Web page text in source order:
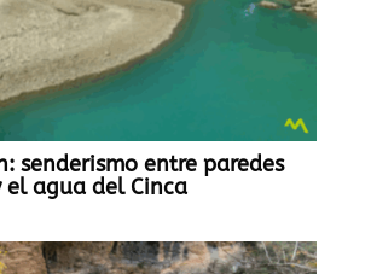
senderismo entre paredes
agua del Cinca